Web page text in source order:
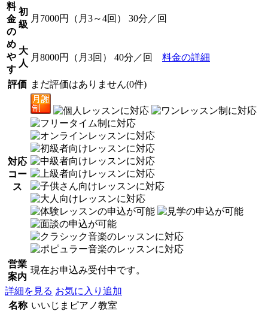
料
金
の
め
や
す
初
級
月7000円（月3～4回） 30分／回
大
人
月8000円（月3回） 40分／回 料金の詳細
評価 まだ評価はありません(0件)
対応
コー
ス
営業
案内
現在お申込み受付中です。
詳細を見る お気に入り追加
名称 いいじまピアノ教室